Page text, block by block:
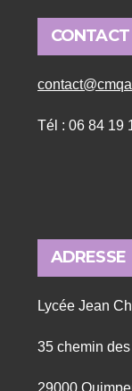
CONTACT
Tél : 06 84 19
ADRESSE
Lycée Jean
35 chemin